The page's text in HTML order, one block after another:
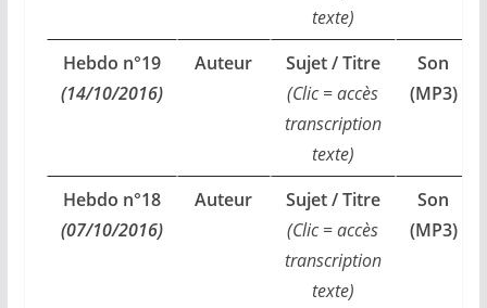
texte)
Hebdo n°19
(14/10/2016)
Auteur
Sujet / Titre
(Clic = accès
transcription
texte)
Son
(MP3)
Hebdo n°18
(07/10/2016)
Auteur
Sujet / Titre
(Clic = accès
transcription
texte)
Son
(MP3)